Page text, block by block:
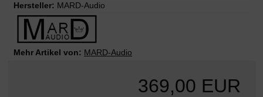
Hersteller: MARD-Audio
Mehr Artikel von: MARD-Audio
369,00 EUR